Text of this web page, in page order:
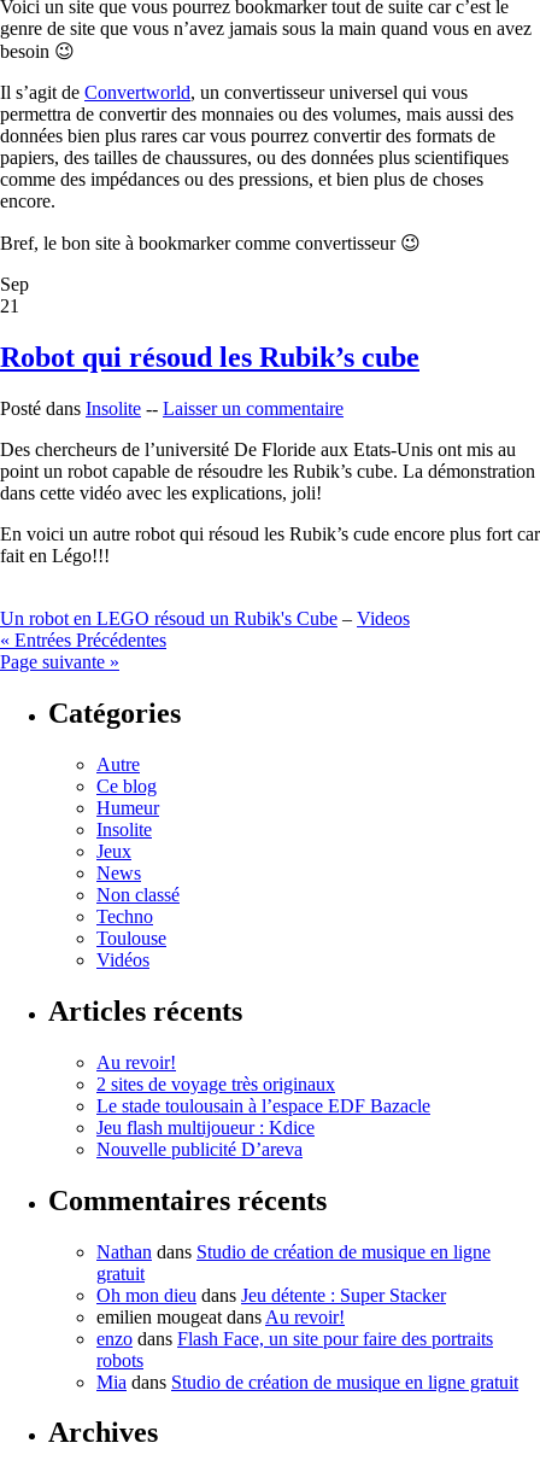
Voici un site que vous pourrez bookmarker tout de suite car c’est le
genre de site que vous n’avez jamais sous la main quand vous en avez
besoin 😉
Il s’agit de Convertworld, un convertisseur universel qui vous
permettra de convertir des monnaies ou des volumes, mais aussi des
données bien plus rares car vous pourrez convertir des formats de
papiers, des tailles de chaussures, ou des données plus scientifiques
comme des impédances ou des pressions, et bien plus de choses
encore.
Bref, le bon site à bookmarker comme convertisseur 😉
Sep
21
Robot qui résoud les Rubik’s cube
Posté dans Insolite -- Laisser un commentaire
Des chercheurs de l’université De Floride aux Etats-Unis ont mis au
point un robot capable de résoudre les Rubik’s cube. La démonstration
dans cette vidéo avec les explications, joli!
En voici un autre robot qui résoud les Rubik’s cude encore plus fort car
fait en Légo!!!
Un robot en LEGO résoud un Rubik's Cube – Videos
« Entrées Précédentes
Page suivante »
Catégories
Autre
Ce blog
Humeur
Insolite
Jeux
News
Non classé
Techno
Toulouse
Vidéos
Articles récents
Au revoir!
2 sites de voyage très originaux
Le stade toulousain à l’espace EDF Bazacle
Jeu flash multijoueur : Kdice
Nouvelle publicité D’areva
Commentaires récents
Nathan dans Studio de création de musique en ligne
gratuit
Oh mon dieu dans Jeu détente : Super Stacker
emilien mougeat dans Au revoir!
enzo dans Flash Face, un site pour faire des portraits
robots
Mia dans Studio de création de musique en ligne gratuit
Archives